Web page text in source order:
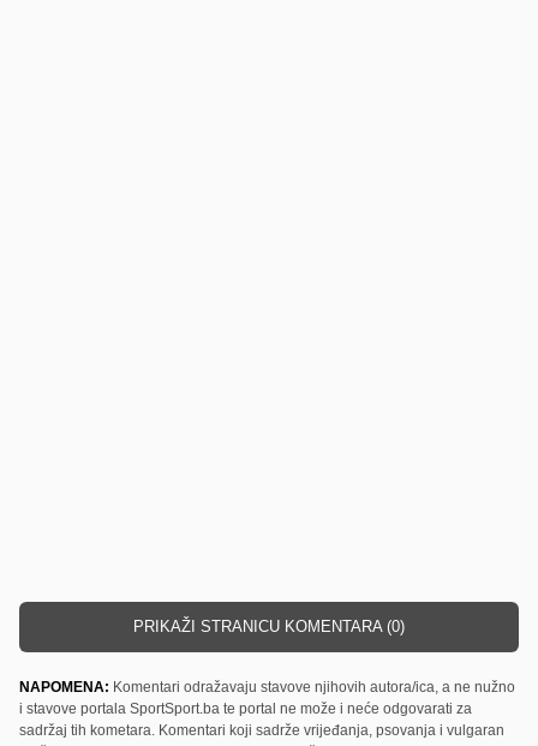
PRIKAŽI STRANICU KOMENTARA (0)
NAPOMENA: Komentari odražavaju stavove njihovih autora/ica, a ne nužno
i stavove portala SportSport.ba te portal ne može i neće odgovarati za
sadržaj tih kometara. Komentari koji sadrže vrijeđanja, psovanja i vulgaran